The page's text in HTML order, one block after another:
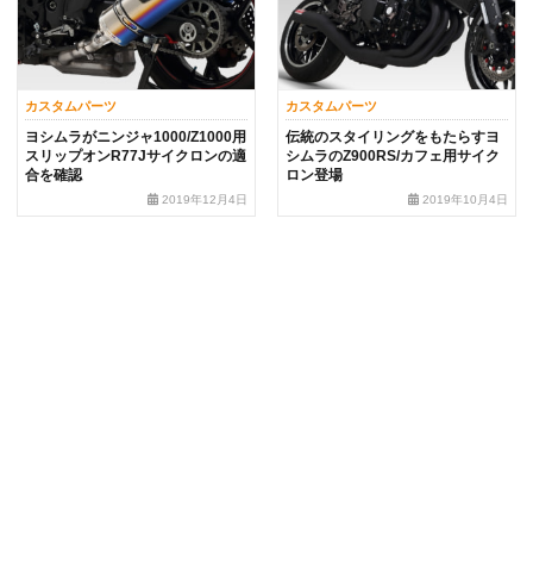
カスタムパーツ
ヨシムラがニンジャ1000/Z1000用
スリップオンR77Jサイクロンの適
合を確認
2019年12月4日
カスタムパーツ
伝統のスタイリングをもたらすヨ
シムラのZ900RS/カフェ用サイク
ロン登場
2019年10月4日